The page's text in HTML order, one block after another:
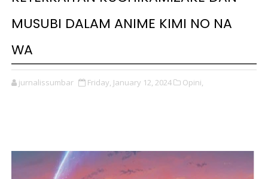
MUSUBI DALAM ANIME KIMI NO NA
WA
jurnalissumbar Friday, January 12, 2024 Opini,